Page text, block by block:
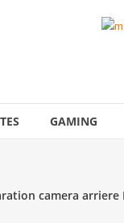
GAMING
camera arriere